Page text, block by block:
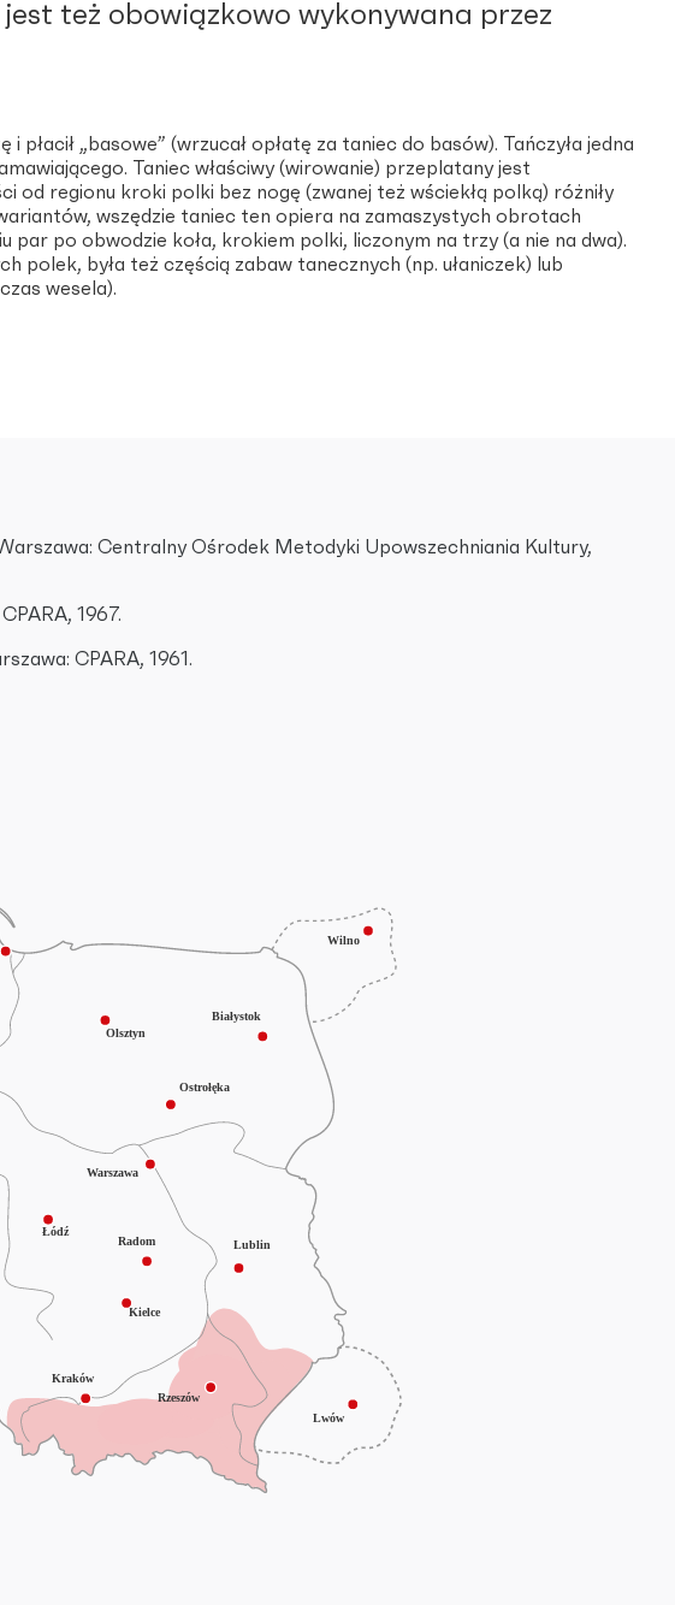
też obowiązkowo wykonywana przez
„basowe” (wrzucał opłatę za taniec do basów). Tańczyła jedna
Taniec właściwy (wirowanie) przeplatany jest
od regionu kroki polki bez nogę (zwanej też wściekłą polką) różniły
wszędzie taniec ten opiera na zamaszystych obrotach
po obwodzie koła, krokiem polki, liczonym na trzy (a nie na dwa).
polek, była też częścią zabaw tanecznych (np. ułaniczek) lub
wesela).
Centralny Ośrodek Metodyki Upowszechniania Kultury,
1967.
CPARA, 1961.